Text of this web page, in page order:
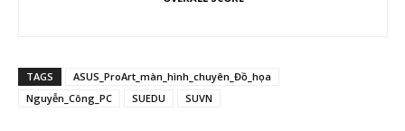
TAGS
ASUS_ProArt_màn_hình_chuyên_Đồ_họa
Nguyễn_Công_PC
SUEDU SUVN